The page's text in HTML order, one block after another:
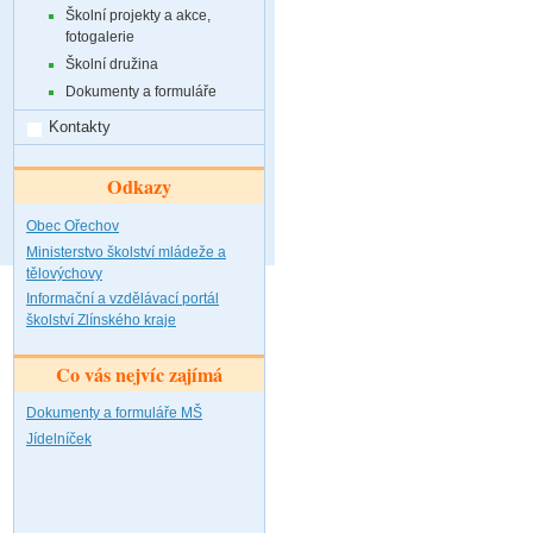
Školní projekty a akce,
fotogalerie
Školní družina
Dokumenty a formuláře
Kontakty
Odkazy
Obec Ořechov
Ministerstvo školství mládeže a
tělovýchovy
Informační a vzdělávací portál
školství Zlínského kraje
Co vás nejvíc zajímá
Dokumenty a formuláře MŠ
Jídelníček